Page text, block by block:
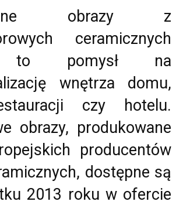
obrazy z
ceramicznych
to pomysł na
wnętrza domu,
czy hotelu.
obrazy, produkowane
producentów
dostępne są
2013 roku w ofercie